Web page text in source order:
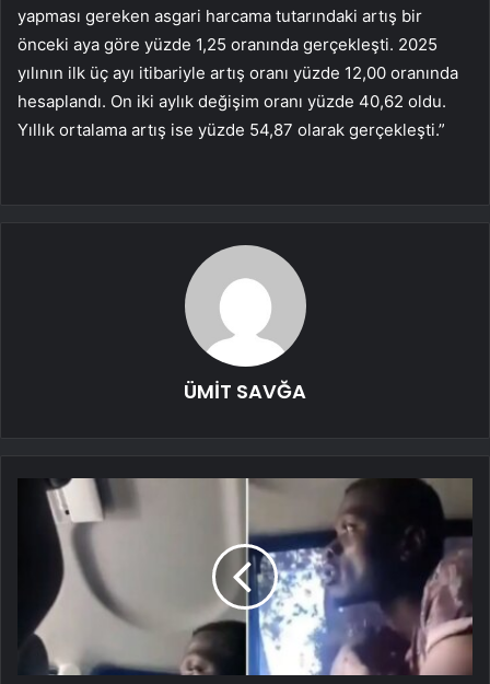
yapması gereken asgari harcama tutarındaki artış bir
önceki aya göre yüzde 1,25 oranında gerçekleşti. 2025
yılının ilk üç ayı itibariyle artış oranı yüzde 12,00 oranında
hesaplandı. On iki aylık değişim oranı yüzde 40,62 oldu.
Yıllık ortalama artış ise yüzde 54,87 olarak gerçekleşti.”
ÜMİT SAVĞA